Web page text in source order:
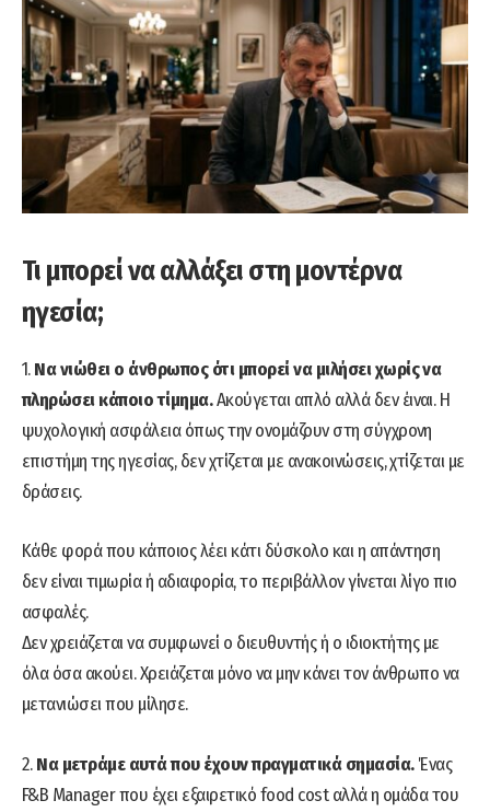
Τι μπορεί να αλλάξει στη μοντέρνα
ηγεσία;
1.Να νιώθει ο άνθρωπος ότι μπορεί να μιλήσει χωρίς να
πληρώσει κάποιο τίμημα.Ακούγεται απλό αλλά δεν έιναι. Η
ψυχολογική ασφάλεια όπως την ονομάζουν στη σύγχρονη
επιστήμη της ηγεσίας, δεν χτίζεται με ανακοινώσεις, χτίζεται με
δράσεις.
Κάθε φορά που κάποιος λέει κάτι δύσκολο και η απάντηση
δεν είναι τιμωρία ή αδιαφορία, το περιβάλλον γίνεται λίγο πιο
ασφαλές.
Δεν χρειάζεται να συμφωνεί ο διευθυντής ή ο ιδιοκτήτης με
όλα όσα ακούει. Χρειάζεται μόνο να μην κάνει τον άνθρωπο να
μετανιώσει που μίλησε.
2.Να μετράμε αυτά που έχουν πραγματικά σημασία.Ένας
F&B Manager που έχει εξαιρετικό food cost αλλά η ομάδα του